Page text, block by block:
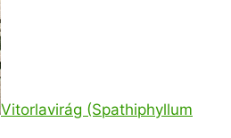
Vitorlavirág (Spathiphyllum